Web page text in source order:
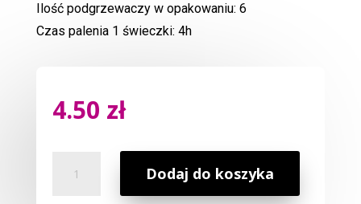
Ilość podgrzewaczy w opakowaniu: 6
Czas palenia 1 świeczki: 4h
4.50 zł
Podgrzewacz
Dodaj do koszyka